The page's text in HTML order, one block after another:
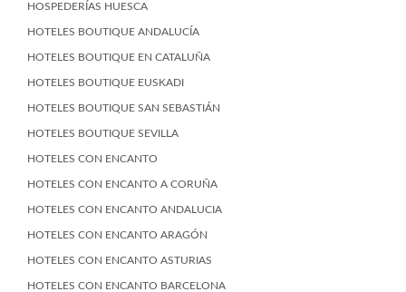
HOSPEDERÍAS HUESCA
HOTELES BOUTIQUE ANDALUCÍA
HOTELES BOUTIQUE EN CATALUÑA
HOTELES BOUTIQUE EUSKADI
HOTELES BOUTIQUE SAN SEBASTIÁN
HOTELES BOUTIQUE SEVILLA
HOTELES CON ENCANTO
HOTELES CON ENCANTO A CORUÑA
HOTELES CON ENCANTO ANDALUCIA
HOTELES CON ENCANTO ARAGÓN
HOTELES CON ENCANTO ASTURIAS
HOTELES CON ENCANTO BARCELONA